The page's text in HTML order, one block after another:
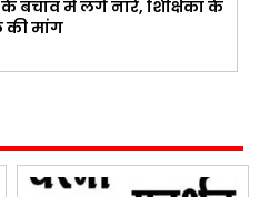
के बचाव में लगे नारे, शिक्षिका के
की मांग